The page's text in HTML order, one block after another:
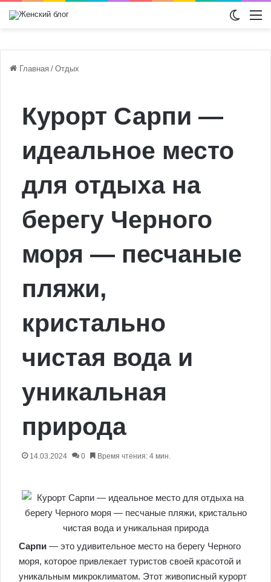
Главная / Отдых
Курорт Сарпи —
идеальное место
для отдыха на
берегу Черного
моря — песчаные
пляжи,
кристально
чистая вода и
уникальная
природа
14.03.2024 0 Время чтения: 4 мин.
Сарпи — это удивительное место на берегу Черного
моря, которое привлекает туристов своей красотой и
уникальным микроклиматом. Этот живописный курорт